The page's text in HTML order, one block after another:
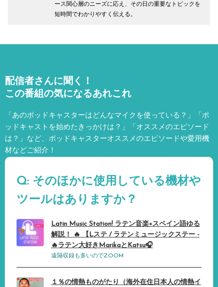
ース関心層のニーズに応え、その日の重要なトピックを
短時間でわかりやすく伝える。
配信者さんに聞く！
この番組の気になるあれこれ
「あのポッドキャスターはどんなマイクを使っている？」「ポ
ッドキャストを始めたきっかけは？」「オススメのエピソード
は？」など、 ポッドキャスターオススメのエピソードや愛用機
材などご紹介！
Q: そのほかに使用している機材や
ツールはありますか？
Latin Music Station! ラテン音楽+スペイン語ゆる
解説！ 🔥 【Lステ / ラテンミュージックステー -
🔥ラテン大好きMarikaとKatsu🎧
遠隔収録も多いのでZOOM
１％の情熱ものがたり（海外在住日本人の情熱イ